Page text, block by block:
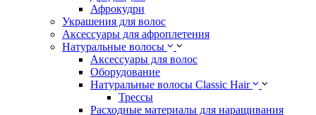
Афрокудри
Украшения для волос
Аксессуары для афроплетения
Натуральные волосы
Аксессуары для волос
Оборудование
Натуральные волосы Classic Hair
Трессы
Расходные материалы для наращивания